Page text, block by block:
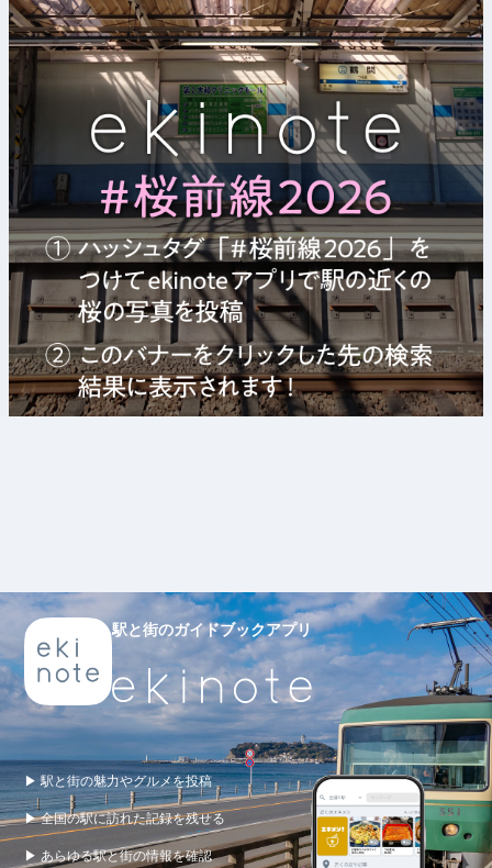
駅と街のガイドブックアプリ
▶ 駅と街の魅力やグルメを投稿
▶ 全国の駅に訪れた記録を残せる
▶ あらゆる駅と街の情報を確認